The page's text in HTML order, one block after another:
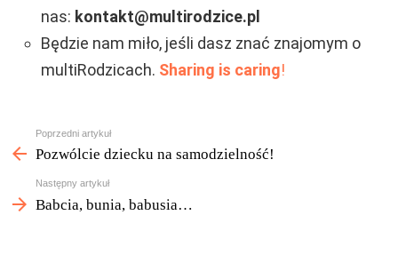
nas: kontakt@multirodzice.pl
Będzie nam miło, jeśli dasz znać znajomym o
multiRodzicach. Sharing is caring!
Zobacz
więcej
Poprzedni artykuł
Pozwólcie dziecku na samodzielność!
Następny artykuł
Babcia, bunia, babusia…